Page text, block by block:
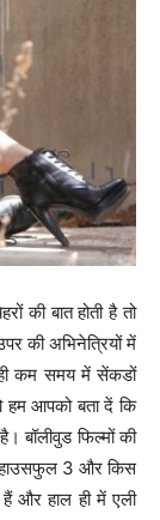
बात होती है तो
की अभिनेत्रियों में
कम समय में सेंकडों
हम आपको बता दें कि
बॉलीवुड फिल्मों की
3 और किस
और हाल ही में एली